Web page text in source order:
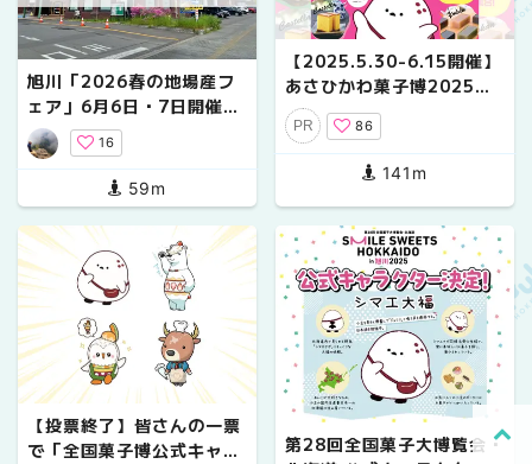
旭川「2026春の地場産フ
ェア」6月6日・7日開催｜
道北60店舗が勢ぞろい・気
になるグルメまとめ
16
59m
【2025.5.30-6.15開催】
あさひかわ菓子博2025は
ここが注目！
PR 86
141m
【投票終了】皆さんの一票
で「全国菓子博公式キャラ
第28回全国菓子大博覧会・